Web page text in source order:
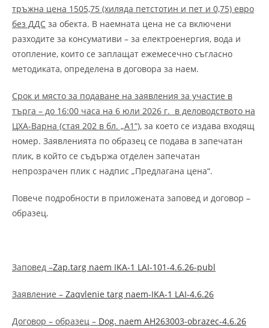
тръжна цена 1505,75 (хиляда петстотин и пет и 0,75) евро
без ДДС за обекта. В наемната цена не са включени
разходите за консумативи – за електроенергия, вода и
отопление, които се заплащат ежемесечно съгласно
методиката, определена в договора за наем.
Срок и място за подаване на заявления за участие в
търга – до 16:00 часа на 6 юли 2026 г. в деловодството на
ЦХА-Варна (стая 202 в бл. „А1“), за което се издава входящ
номер. Заявленията по образец се подава в запечатан
плик, в който се съдържа отделен запечатан
непрозрачен плик с надпис „Предлагана цена“.
Повече подробности в приложената заповед и договор –
образец.
Заповед –Zap.targ naem IKA-1 LAI-101-4.6.26-publ
Заявление – Zaqvlenie targ naem-IKА-1 LAI-4.6.26
Договор – образец – Dog. naem AH263003-obrazec-4.6.26